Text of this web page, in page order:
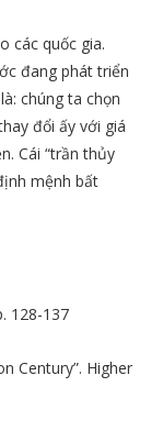
các quốc gia.
đang phát triển
chúng ta chọn
đổi ấy với giá
Cái “trần thủy
mệnh bất
128-137
Century”. Higher